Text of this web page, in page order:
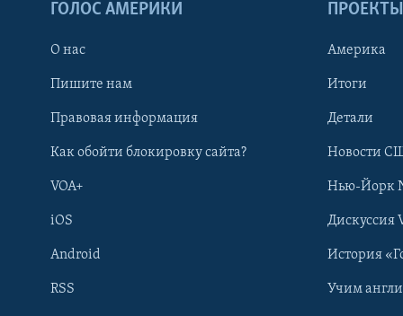
ГОЛОС АМЕРИКИ
О нас
Пишите нам
Правовая информация
Как обойти блокировку сайта?
VOA+
iOS
Android
RSS
ПРОЕКТЫ
Америка
Итоги
Детали
Новости
Нью-Йорк
Дискуссия
История
Учим